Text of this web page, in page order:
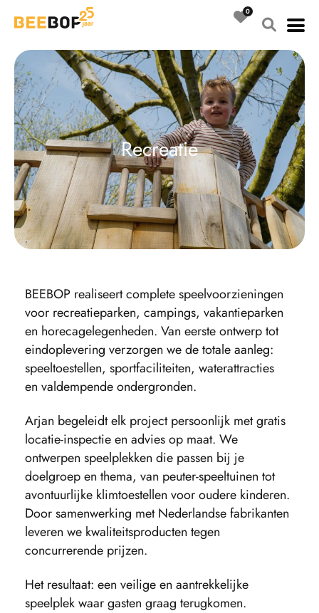
naar
inhoud
Recreatie
BEEBOP realiseert complete speelvoorzieningen
voor recreatieparken, campings, vakantieparken
en horecagelegenheden. Van eerste ontwerp tot
eindoplevering verzorgen we de totale aanleg:
speeltoestellen, sportfaciliteiten, waterattracties
en valdempende ondergronden.
Arjan begeleidt elk project persoonlijk met gratis
locatie-inspectie en advies op maat. We
ontwerpen speelplekken die passen bij je
doelgroep en thema, van peuter-speeltuinen tot
avontuurlijke klimtoestellen voor oudere kinderen.
Door samenwerking met Nederlandse fabrikanten
leveren we kwaliteitsproducten tegen
concurrerende prijzen.
Het resultaat: een veilige en aantrekkelijke
speelplek waar gasten graag terugkomen.